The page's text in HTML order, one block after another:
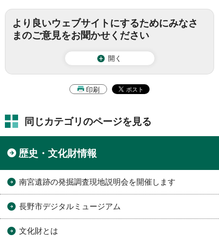
より良いウェブサイトにするためにみなさ
まのご意見をお聞かせください
開く
印刷
同じカテゴリのページを見る
歴史・文化財情報
南宮遺跡の発掘調査現地説明会を開催します
長野市デジタルミュージアム
文化財とは